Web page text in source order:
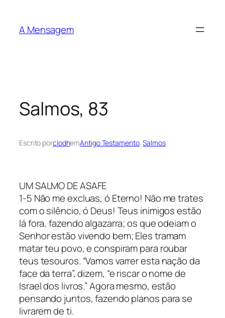
A Mensagem
Salmos, 83
Escrito porclodhemAntigo Testamento, Salmos
UM SALMO DE ASAFE
1-5 Não me excluas, ó Eterno! Não me trates
com o silêncio, ó Deus! Teus inimigos estão
lá fora, fazendo algazarra; os que odeiam o
Senhor estão vivendo bem; Eles tramam
matar teu povo, e conspiram para roubar
teus tesouros. “Vamos varrer esta nação da
face da terra”, dizem, “e riscar o nome de
Israel dos livros.” Agora mesmo, estão
pensando juntos, fazendo planos para se
livrarem de ti.